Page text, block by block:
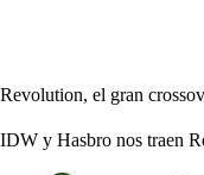
Revolution, el gran
IDW y Hasbro nos traen